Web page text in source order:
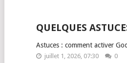
QUELQUES
Astuces : comment activer
juillet 1, 2026, 07:30 0